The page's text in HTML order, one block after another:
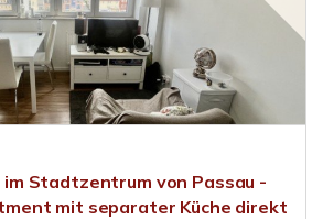
Stadtzentrum von Passau -
mit separater Küche direkt